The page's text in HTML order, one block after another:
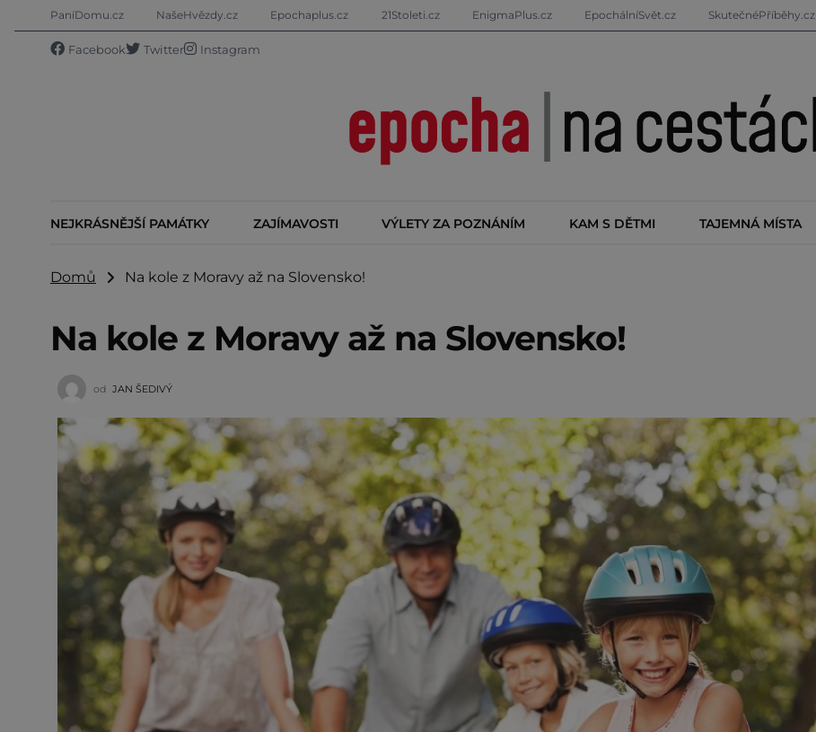
PaníDomu.cz NašeHvězdy.cz Epochaplus.cz 21Stoleti.cz EnigmaPlus.cz EpochálníSvět.cz SkutečnéPříběhy.cz
Facebook Twitter Instagram
NEJKRÁSNĚJŠÍ PAMÁTKY ZAJÍMAVOSTI VÝLETY ZA POZNÁNÍM KAM S DĚTMI TAJEMNÁ MÍSTA
Domů Na kole z Moravy až na Slovensko!
Na kole z Moravy až na Slovensko!
od JAN ŠEDIVÝ